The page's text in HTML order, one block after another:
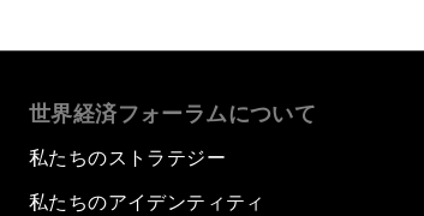
世界経済フォーラムについて
私たちのストラテジー
私たちのアイデンティティ